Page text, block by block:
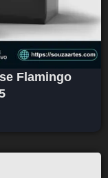
Flamingo